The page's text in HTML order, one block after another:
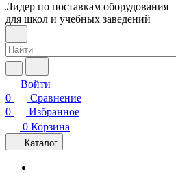
Лидер по поставкам оборудования
для школ и учебных заведений
Войти
0
Сравнение
0
Избранное
0 Корзина
Каталог